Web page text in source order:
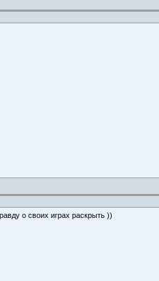
о своих играх раскрыть ))